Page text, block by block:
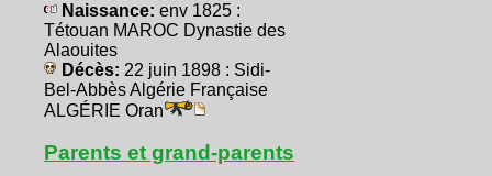
Naissance: env 1825 :
Tétouan MAROC Dynastie des
Alaouites
Décès: 22 juin 1898 : Sidi-
Bel-Abbès Algérie Française
ALGÉRIE Oran
Parents et grand-parents